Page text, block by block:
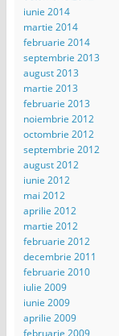
iunie 2014
martie 2014
februarie 2014
septembrie 2013
august 2013
martie 2013
februarie 2013
noiembrie 2012
octombrie 2012
septembrie 2012
august 2012
iunie 2012
mai 2012
aprilie 2012
martie 2012
februarie 2012
decembrie 2011
februarie 2010
iulie 2009
iunie 2009
aprilie 2009
februarie 2009